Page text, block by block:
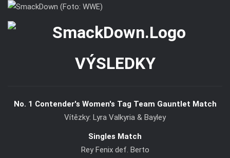
VÝSLEDKY
No. 1 Contender's Women's Tag Team Gauntlet Match
Vítězky: Lyra Valkyria & Bayley
Singles Match
Rey Fenix def. Berto